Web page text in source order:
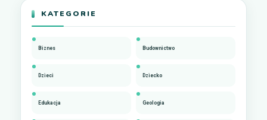
KATEGORIE
Biznes Budownictwo
Dzieci Dziecko
Edukacja Geologia